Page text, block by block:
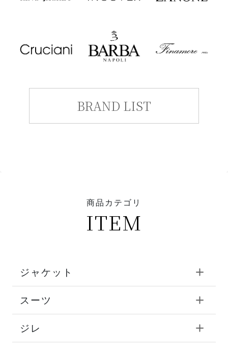
BRAND LIST
商品カテゴリ
ITEM
ジャケット
スーツ
ジレ